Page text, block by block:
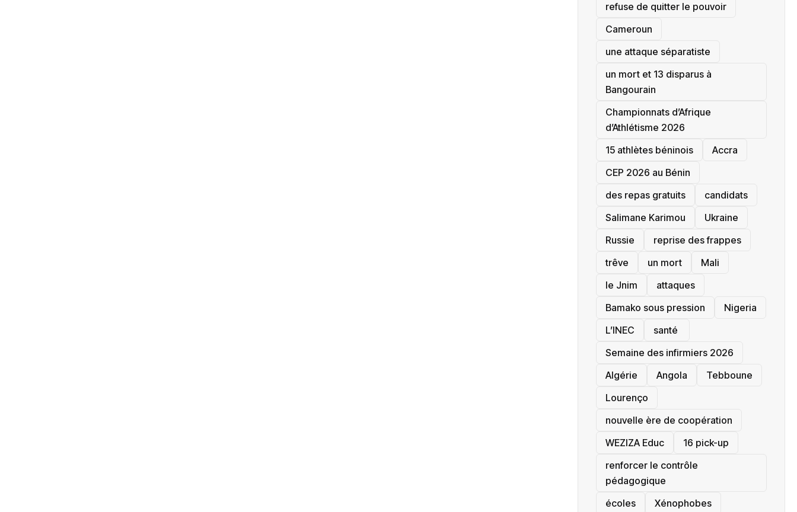
refuse de quitter le pouvoir
‎Cameroun
une attaque séparatiste
un mort et 13 disparus à
Bangourain
‎Championnats d’Afrique
d’Athlétisme 2026
15 athlètes béninois
Accra
‎CEP 2026 au Bénin
des repas gratuits
candidats
Salimane Karimou
Ukraine
Russie
reprise des frappes
trêve
un mort
Mali
le Jnim
attaques
Bamako sous pression
‎Nigeria
L’INEC
santé ‎
Semaine des infirmiers 2026
‎Algérie
Angola
Tebboune
Lourenço
nouvelle ère de coopération
‎WEZIZA Educ
16 pick-up
renforcer le contrôle
pédagogique
écoles
‎Xénophobes